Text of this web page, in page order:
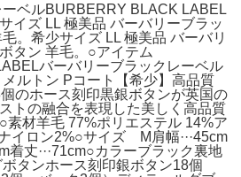
ベルBURBERRY BLACK LABEL
イズ LL 極美品 バーバリーブラッ
。希少サイズ LL 極美品 バーバリ
タン 羊毛。○アイテム
バーバリーブラックレーベル
ルトン Pコート【希少】高品質
のホース刻印黒銀ボタンが英国の
トの融合を表現した美しく高品質
素材羊毛 77%ポリエステル 14%ア
イロン2%○サイズ M肩幅···45cm
着丈···71cm○カラーブラック裏地
タンホース刻印銀ボタン18個